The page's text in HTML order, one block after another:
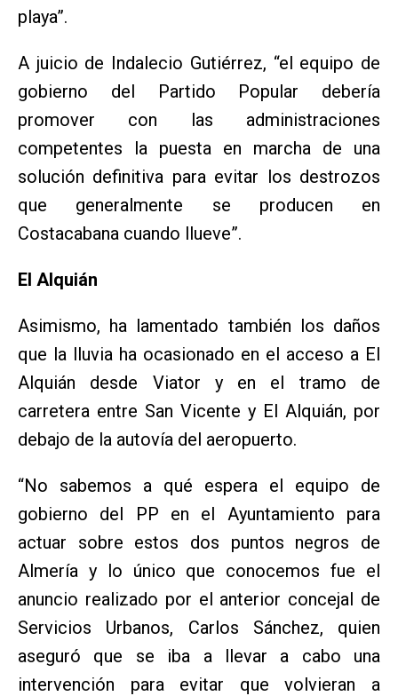
playa”.
A juicio de Indalecio Gutiérrez, “el equipo de
gobierno del Partido Popular debería
promover con las administraciones
competentes la puesta en marcha de una
solución definitiva para evitar los destrozos
que generalmente se producen en
Costacabana cuando llueve”.
El Alquián
Asimismo, ha lamentado también los daños
que la lluvia ha ocasionado en el acceso a El
Alquián desde Viator y en el tramo de
carretera entre San Vicente y El Alquián, por
debajo de la autovía del aeropuerto.
“No sabemos a qué espera el equipo de
gobierno del PP en el Ayuntamiento para
actuar sobre estos dos puntos negros de
Almería y lo único que conocemos fue el
anuncio realizado por el anterior concejal de
Servicios Urbanos, Carlos Sánchez, quien
aseguró que se iba a llevar a cabo una
intervención para evitar que volvieran a